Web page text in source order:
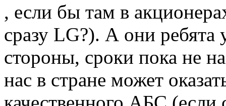
, если бы там в
сразу LG?). А они
стороны, сроки пока не
нас в стране может